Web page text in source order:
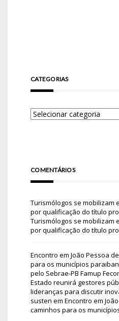
CATEGORIAS
COMENTÁRIOS
Turismólogos se mobilizam
por qualificação do título
Turismólogos se mobilizam
por qualificação do título
Encontro em João Pessoa
para os municípios
pelo Sebrae-PB Famup
Estado reunirá gestores
lideranças para discutir
susten em Encontro em
caminhos para os